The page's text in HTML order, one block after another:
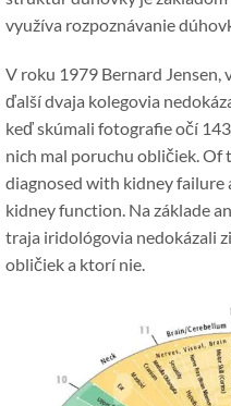
využíva rozpoznávanie
V roku 1979 Bernard Jensen,
ďalší dvaja kolegovia
keď skúmali fotografie očí
nich mal poruchu obličiek.
diagnosed with kidney failure
kidney function. Na základe
traja iridológovia nedokázali
obličiek a ktorí nie.